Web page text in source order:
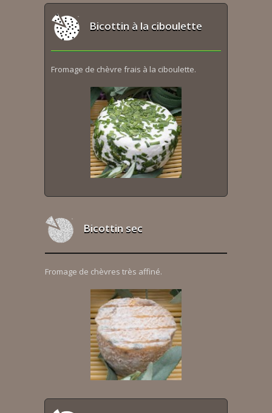
Bicottin à la ciboulette
Fromage de chèvre frais à la ciboulette.
Bicottin sec
Fromage de chèvres très affiné.